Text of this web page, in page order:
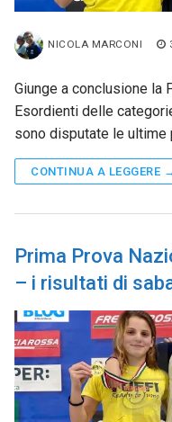
NICOLA MARCONI
Giunge a conclusione la
Esordienti delle
sono disputate le ultime
CONTINUA A LEGGERE
Prima Prova
– i risultati di